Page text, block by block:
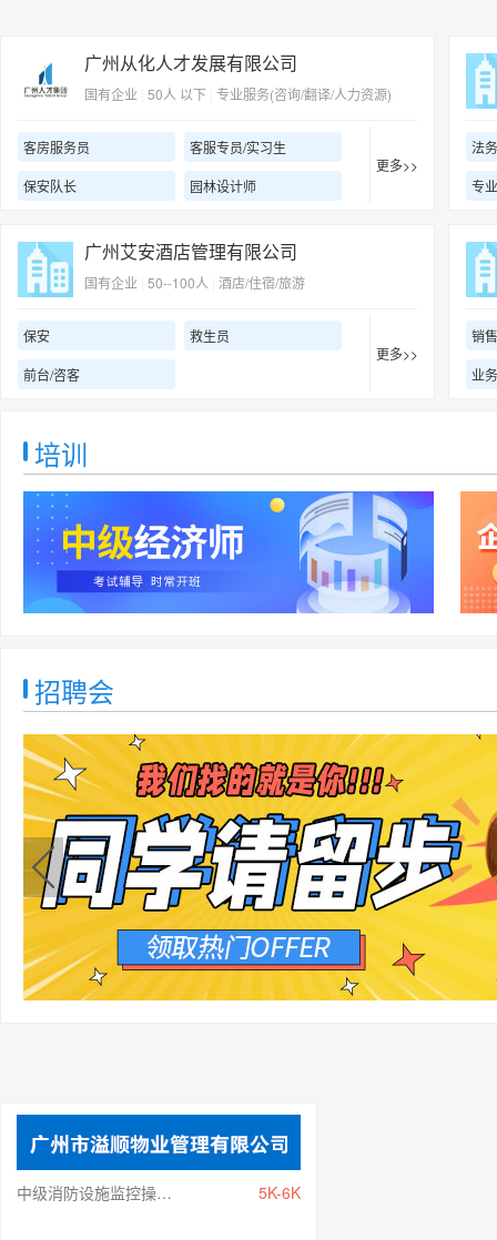
广州从化人才发展有限公司
国有企业 50人 以下 专业服务(咨询/翻译/人力资源)
客房服务员 客服专员/实习生
保安队长 园林设计师
更多>>
法
广州艾安酒店管理有限公司
国有企业 50--100人 酒店/住宿/旅游
保安 救生员
前台/咨客
更多>>
销
业
培训
招聘会
中级消防设施监控操作员 5K-6K